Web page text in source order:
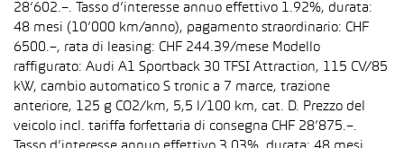
28’602.–. Tasso d’interesse annuo effettivo 1.92%, durata:
48 mesi (10’000 km/anno), pagamento straordinario: CHF
6500.–, rata di leasing: CHF 244.39/mese Modello
raffigurato: Audi A1 Sportback 30 TFSI Attraction, 115 CV/85
kW, cambio automatico S tronic a 7 marce, trazione
anteriore, 125 g CO2/km, 5,5 l/100 km, cat. D. Prezzo del
veicolo incl. tariffa forfettaria di consegna CHF 28’875.–.